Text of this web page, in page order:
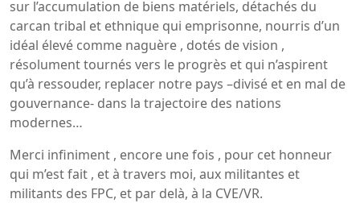
sur l’accumulation de biens matériels, détachés du
carcan tribal et ethnique qui emprisonne, nourris d’un
idéal élevé comme naguère , dotés de vision ,
résolument tournés vers le progrès et qui n’aspirent
qu’à ressouder, replacer notre pays –divisé et en mal de
gouvernance- dans la trajectoire des nations
modernes…
Merci infiniment , encore une fois , pour cet honneur
qui m’est fait , et à travers moi, aux militantes et
militants des FPC, et par delà, à la CVE/VR.